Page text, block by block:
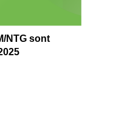
NTG sont